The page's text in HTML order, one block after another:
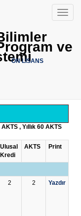
Menü
ve
ÖN LİSANS
, Yıllık 60 AKTS
Ulusal
Kredi
AKTS Print
2 2 Yazdır